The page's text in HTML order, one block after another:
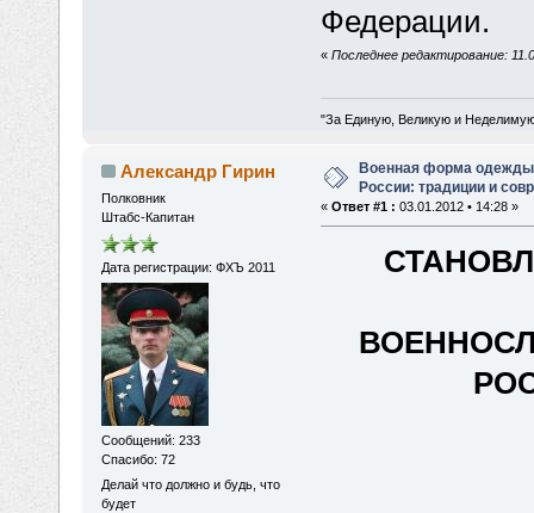
Федерации.
« Последнее редактирование:
"За Единую, Великую и
Александр Гирин
Полковник
Штабс-Капитан
Дата регистрации: ФХЪ 2011
Сообщений: 233
Спасибо: 72
Делай что должно и будь, что
будет
Военная форма
России: традиции и
« Ответ #1 : 03.01.2012 • 14:28 »